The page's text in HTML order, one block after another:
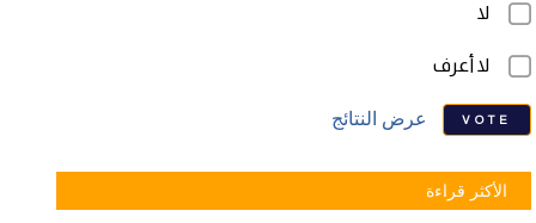
لا
لا أعرف
VOTE عرض النتائج
الأكثر قراءة